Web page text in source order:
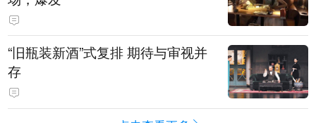
“旧瓶装新酒”式复排 期待与审视并
存